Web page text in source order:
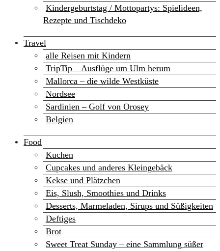
Kindergeburtstag / Mottopartys: Spielideen,
Rezepte und Tischdeko
Travel
alle Reisen mit Kindern
TripTip – Ausflüge um Ulm herum
Mallorca – die wilde Westküste
Nordsee
Sardinien – Golf von Orosey
Belgien
Food
Kuchen
Cupcakes und anderes Kleingebäck
Kekse und Plätzchen
Eis, Slush, Smoothies und Drinks
Desserts, Marmeladen, Sirups und Süßigkeiten
Deftiges
Brot
Sweet Treat Sunday – eine Sammlung süßer